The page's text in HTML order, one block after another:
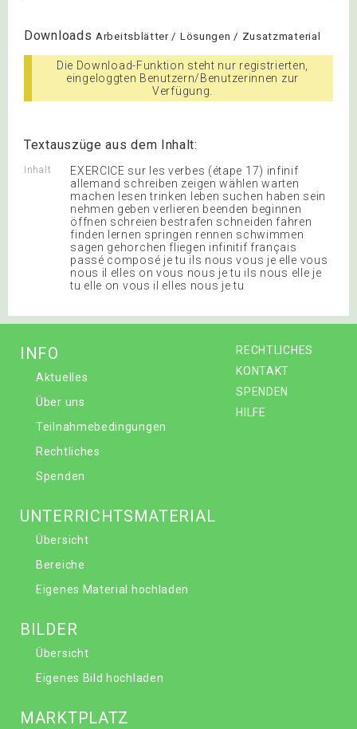
Downloads Arbeitsblätter / Lösungen / Zusatzmaterial
Die Download-Funktion steht nur registrierten,
eingeloggten Benutzern/Benutzerinnen zur
Verfügung.
Textauszüge aus dem Inhalt:
Inhalt
EXERCICE sur les verbes (étape 17) infinif
allemand schreiben zeigen wählen warten
machen lesen trinken leben suchen haben sein
nehmen geben verlieren beenden beginnen
öffnen schreien bestrafen schneiden fahren
finden lernen springen rennen schwimmen
sagen gehorchen fliegen infinitif français
passé composé je tu ils nous vous je elle vous
nous il elles on vous nous je tu ils nous elle je
tu elle on vous il elles nous je tu
RECHTLICHES
KONTAKT
SPENDEN
HILFE
INFO
Aktuelles
Über uns
Teilnahmebedingungen
Rechtliches
Spenden
UNTERRICHTSMATERIAL
Übersicht
Bereiche
Eigenes Material hochladen
BILDER
Übersicht
Eigenes Bild hochladen
MARKTPLATZ